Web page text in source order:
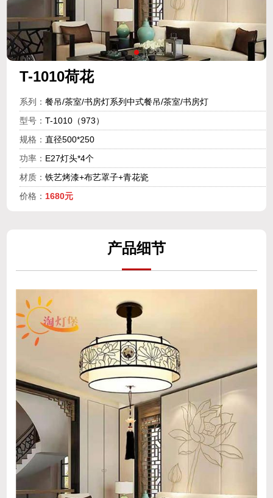
T-1010荷花
系列： 餐吊/茶室/书房灯系列中式餐吊/茶室/书房灯
型号： T-1010（973）
规格： 直径500*250
功率： E27灯头*4个
材质： 铁艺烤漆+布艺罩子+青花瓷
价格： 1680元
产品细节